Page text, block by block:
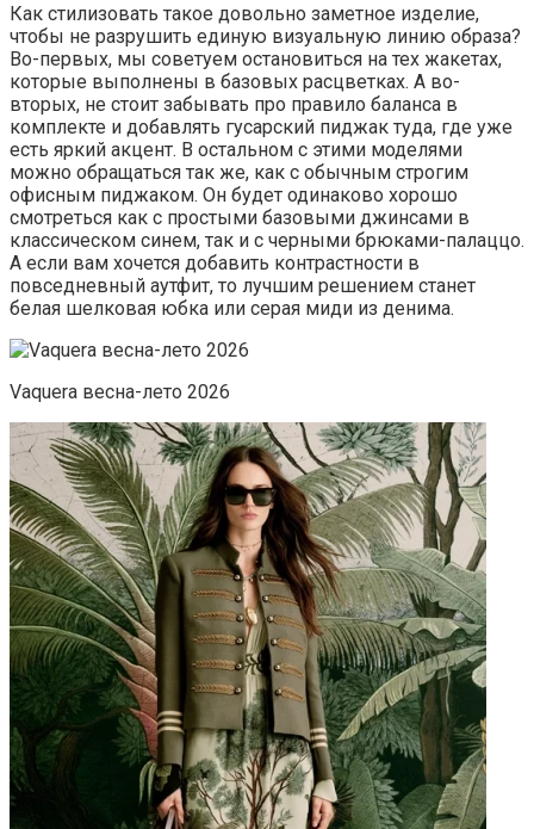
Как стилизовать такое довольно заметное изделие,
чтобы не разрушить единую визуальную линию образа?
Во-первых, мы советуем остановиться на тех жакетах,
которые выполнены в базовых расцветках. А во-
вторых, не стоит забывать про правило баланса в
комплекте и добавлять гусарский пиджак туда, где уже
есть яркий акцент. В остальном с этими моделями
можно обращаться так же, как с обычным строгим
офисным пиджаком. Он будет одинаково хорошо
смотреться как с простыми базовыми джинсами в
классическом синем, так и с черными брюками-палаццо.
А если вам хочется добавить контрастности в
повседневный аутфит, то лучшим решением станет
белая шелковая юбка или серая миди из денима.
Vaquera весна-лето 2026